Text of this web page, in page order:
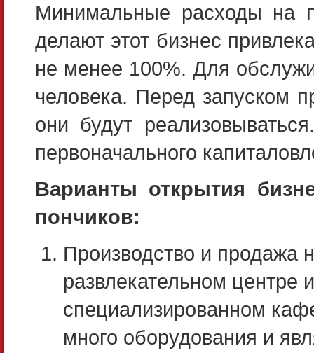
Минимальные расходы на
делают этот бизнес
не менее 100%. Для
человека. Перед запуском
они будут
первоначального
Варианты открытия
пончиков:
Производство и продажа
развлекательном центре
специализированном
много оборудования и